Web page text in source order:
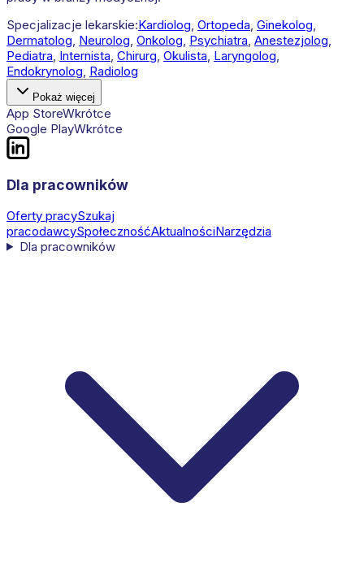
Specjalizacje lekarskie:Kardiolog Ortopeda Ginekolog
Dermatolog Neurolog Onkolog Psychiatra Anestezjolog
Pediatra Internista Chirurg Okulista Laryngolog
Endokrynolog Radiolog
Pokaż więcej
App StoreWkrótce
Google PlayWkrótce
Dla pracowników
Oferty pracySzukaj
pracodawcySpołecznośćAktualnościNarzędzia
Dla pracowników